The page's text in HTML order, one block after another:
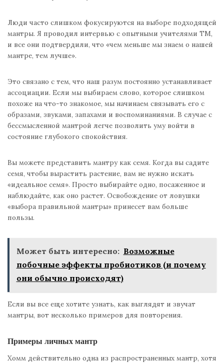
Люди часто слишком фокусируются на выборе подходящей
мантры. Я проводил интервью с опытными учителями ТМ,
и все они подтвердили, что «чем меньше мы знаем о нашей
мантре, тем лучше».
Это связано с тем, что наш разум постоянно устанавливает
ассоциации. Если мы выбираем слово, которое слишком
похоже на что-то знакомое, мы начинаем связывать его с
образами, звуками, запахами и воспоминаниями. В случае с
бессмысленной мантрой легче позволить уму войти в
состояние глубокого спокойствия.
Вы можете представить мантру как семя. Когда вы садите
семя, чтобы вырастить растение, вам не нужно искать
«идеальное семя». Просто выбирайте одно, посаженное и
наблюдайте, как оно растет. Освобождение от ловушки
«выбора правильной мантры» принесет вам больше
пользы.
Может быть интересно: Возможные
побочные эффекты пробиотиков (и почему
они обычно происходят)
Если вы все еще хотите узнать, как выглядят и звучат
мантры, вот несколько примеров для повторения.
Примеры личных мантр
Хомм действительно одна из распространенных мантр, хотя